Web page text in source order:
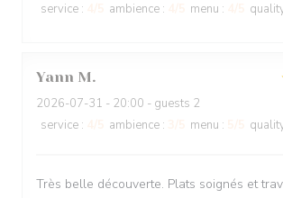
service : ambience : menu :
Yann M
2026-07-31 - 20:00 - guests 2
service : ambience : menu :
Très belle découverte. Plats soignés et